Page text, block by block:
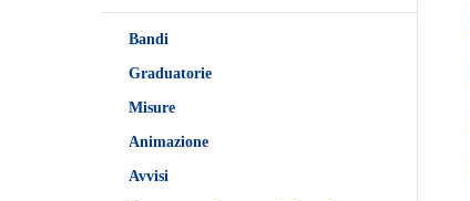
Bandi
Graduatorie
Misure
Animazione
Avvisi